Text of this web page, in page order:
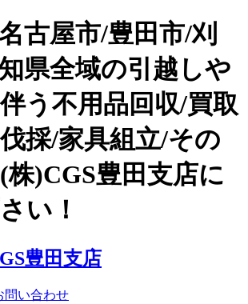
古屋市/豊田市/刈
県全域の引越しや
う不用品回収/買取
採/家具組立/その
)CGS豊田支店に
い！
問い合わせ